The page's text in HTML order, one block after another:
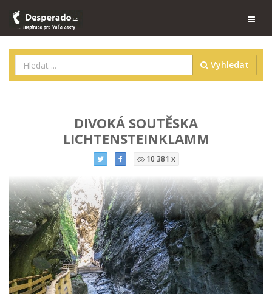
Vyhledat
DIVOKÁ SOUTĚSKA
LICHTENSTEINKLAMM
10 381 x